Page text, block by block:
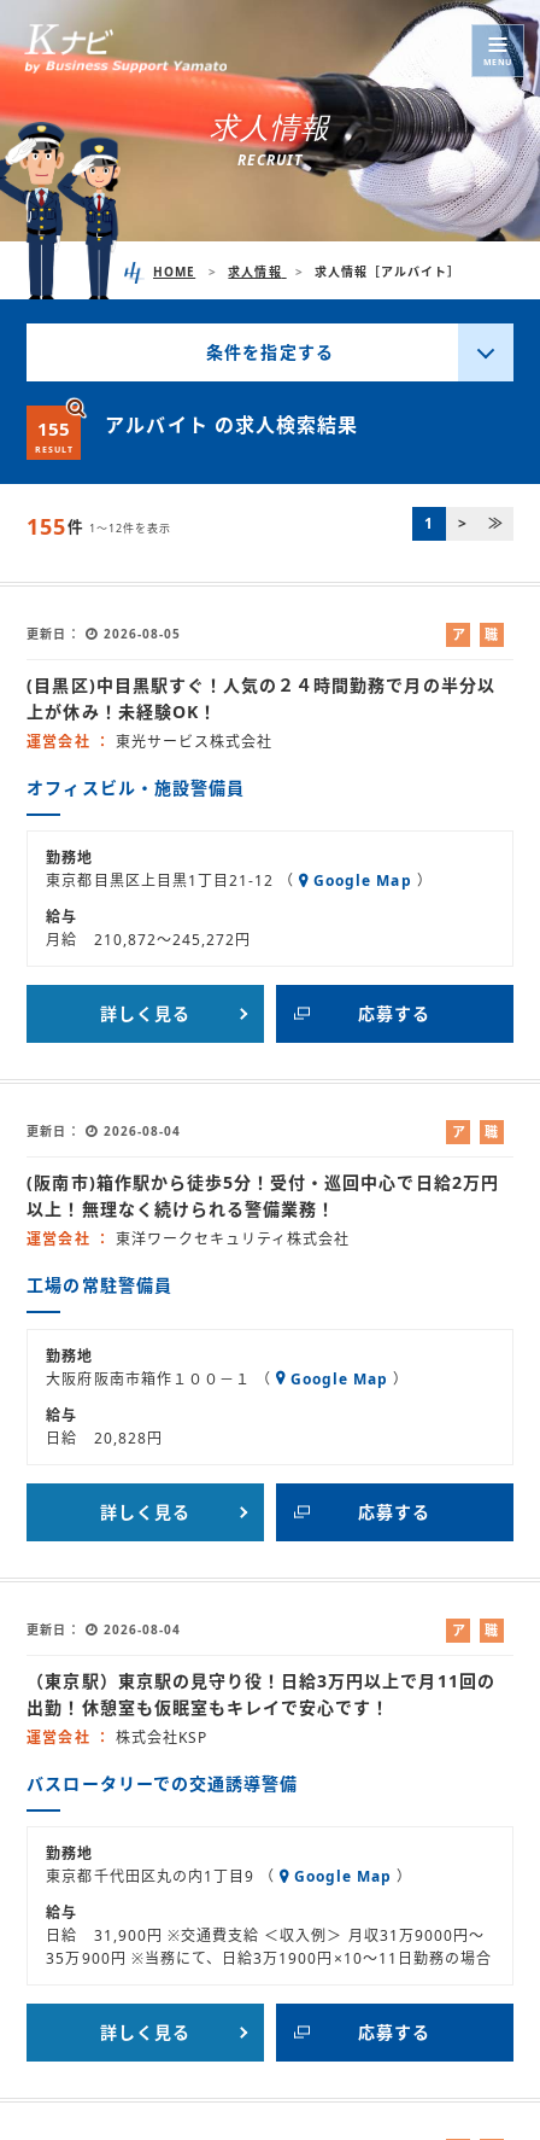
MENU
求人 情報
RECRUIT
HOME 求人情報 求人情報［アルバイト］
条件を指定する
155
RESULT
アルバイト の求人検索結果
155件 1～12件を表示 1 > ≫
更新日 2026-08-05
ア
バ
職
紹
(目黒区)中目黒駅すぐ！人気の２４時間勤務で月の半分以
上が休み！未経験OK！
運営会社 東光サービス株式会社
オフィスビル・施設警備員
勤務地
東京都目黒区上目黒1丁目21-12 （
Google Map ）
給与
月給 210,872～245,272円
詳しく見る 応募する
更新日 2026-08-04
ア
バ
職
紹
(阪南市)箱作駅から徒歩5分！受付・巡回中心で日給2万円
以上！無理なく続けられる警備業務！
運営会社 東洋ワークセキュリティ株式会社
工場の常駐警備員
勤務地
大阪府阪南市箱作１００－１ （
Google Map ）
給与
日給 20,828円
詳しく見る 応募する
更新日 2026-08-04
ア
バ
職
紹
（東京駅）東京駅の見守り役！日給3万円以上で月11回の
出勤！休憩室も仮眠室もキレイで安心です！
運営会社 株式会社KSP
バスロータリーでの交通誘導警備
勤務地
東京都千代田区丸の内1丁目9 （
Google Map ）
給与
日給 31,900円 ※交通費支給 ＜収入例＞ 月収31万9000円～
35万900円 ※当務にて、日給3万1900円×10～11日勤務の場合
詳しく見る 応募する